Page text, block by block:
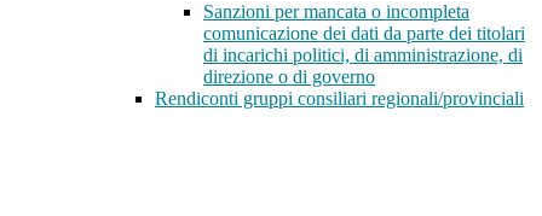
Sanzioni per mancata o incompleta
comunicazione dei dati da parte dei titolari
di incarichi politici, di amministrazione, di
direzione o di governo
Rendiconti gruppi consiliari regionali/provinciali